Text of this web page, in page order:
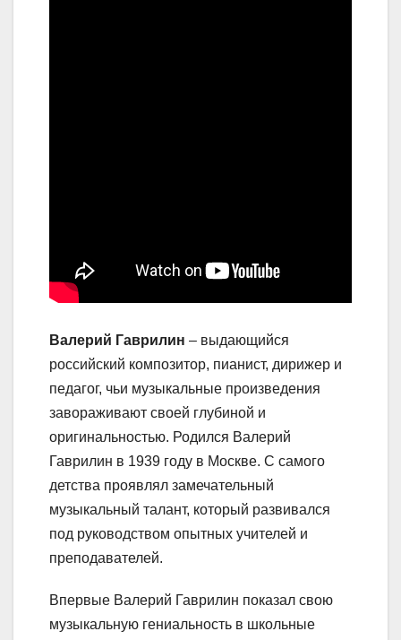
Валерий Гаврилин – выдающийся
российский композитор, пианист, дирижер и
педагог, чьи музыкальные произведения
завораживают своей глубиной и
оригинальностью. Родился Валерий
Гаврилин в 1939 году в Москве. С самого
детства проявлял замечательный
музыкальный талант, который развивался
под руководством опытных учителей и
преподавателей.
Впервые Валерий Гаврилин показал свою
музыкальную гениальность в школьные